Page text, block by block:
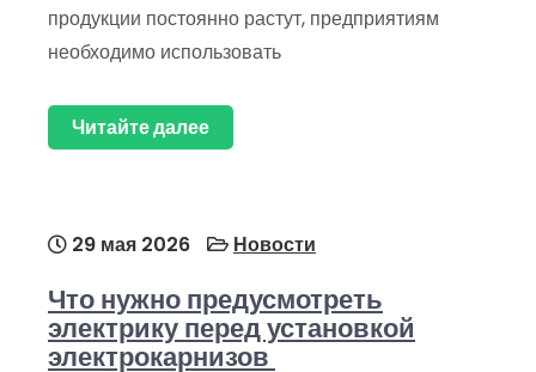
продукции постоянно растут, предприятиям
необходимо использовать
Читайте далее
29 мая 2026 Новости
Что нужно предусмотреть
электрику перед установкой
электрокарнизов